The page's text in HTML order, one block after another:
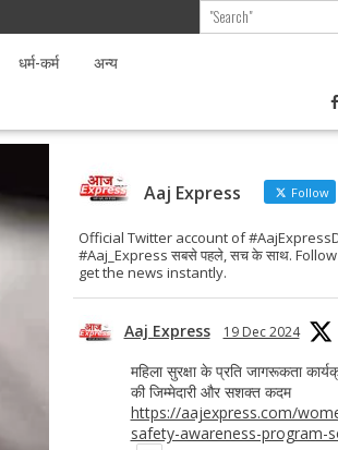
धर्म-कर्म अन्य
Aaj Express Follow
Official Twitter account of
#Aaj_Express सबसे पहले, सच के साथ.
get the news instantly.
Aaj Express 19 Dec 2024
महिला सुरक्षा के प्रति जागरूकता
की जिम्मेदारी और सशक्त कदम
https://aajexpress.com/
safety-awareness-program-